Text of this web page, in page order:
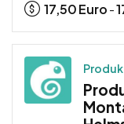
17,50Euro -